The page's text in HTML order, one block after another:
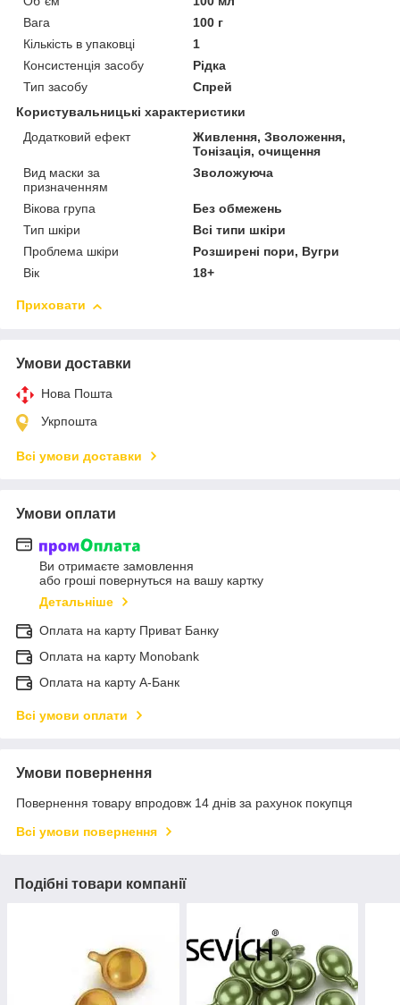
Вага
100 г
Кількість в упаковці
1
Консистенція засобу
Рідка
Тип засобу
Спрей
Користувальницькі характеристики
Додатковий ефект
Живлення, Зволоження,
Тонізація, очищення
Вид маски за
призначенням
Зволожуюча
Вікова група
Без обмежень
Тип шкіри
Всі типи шкіри
Проблема шкіри
Розширені пори, Вугри
Вік
18+
Приховати
Умови доставки
Нова Пошта
Укрпошта
Всі умови доставки
Умови оплати
Ви отримаєте замовлення
або гроші повернуться на вашу картку
Детальніше
Оплата на карту Приват Банку
Оплата на карту Monobank
Оплата на карту А-Банк
Всі умови оплати
Умови повернення
Повернення товару впродовж 14 днів за рахунок покупця
Всі умови повернення
Подібні товари компанії